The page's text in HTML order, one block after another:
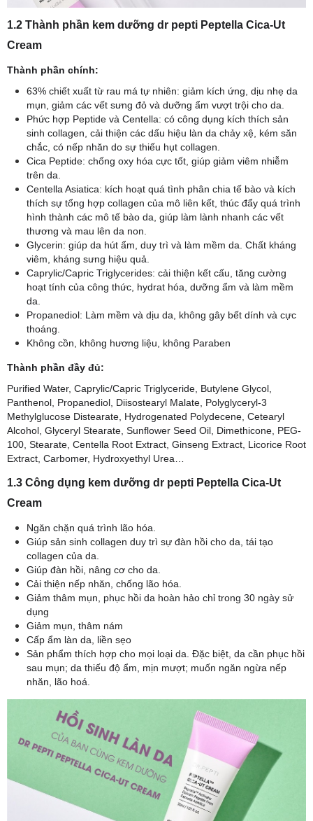
1.2 Thành phần kem dưỡng dr pepti Peptella Cica-Ut
Cream
Thành phần chính:
63% chiết xuất từ rau má tự nhiên: giảm kích ứng, dịu nhẹ da
mụn, giảm các vết sưng đỏ và dưỡng ẩm vượt trội cho da.
Phức hợp Peptide và Centella: có công dụng kích thích sản
sinh collagen, cải thiện các dấu hiệu làn da chảy xệ, kém săn
chắc, có nếp nhăn do sự thiếu hụt collagen.
Cica Peptide: chống oxy hóa cực tốt, giúp giảm viêm nhiễm
trên da.
Centella Asiatica: kích hoạt quá tình phân chia tế bào và kích
thích sự tổng hợp collagen của mô liên kết, thúc đẩy quá trình
hình thành các mô tế bào da, giúp làm lành nhanh các vết
thương và mau lên da non.
Glycerin: giúp da hút ẩm, duy trì và làm mềm da. Chất kháng
viêm, kháng sưng hiệu quả.
Caprylic/Capric Triglycerides: cải thiện kết cấu, tăng cường
hoạt tính của công thức, hydrat hóa, dưỡng ẩm và làm mềm
da.
Propanediol: Làm mềm và dịu da, không gây bết dính và cực
thoáng.
Không cồn, không hương liệu, không Paraben
Thành phần đầy đủ:
Purified Water, Caprylic/Capric Triglyceride, Butylene Glycol,
Panthenol, Propanediol, Diisostearyl Malate, Polyglyceryl-3
Methylglucose Distearate, Hydrogenated Polydecene, Cetearyl
Alcohol, Glyceryl Stearate, Sunflower Seed Oil, Dimethicone, PEG-
100, Stearate, Centella Root Extract, Ginseng Extract, Licorice Root
Extract, Carbomer, Hydroxyethyl Urea…
1.3 Công dụng kem dưỡng dr pepti Peptella Cica-Ut
Cream
Ngăn chặn quá trình lão hóa.
Giúp sản sinh collagen duy trì sự đàn hồi cho da, tái tạo
collagen của da.
Giúp đàn hồi, nâng cơ cho da.
Cải thiện nếp nhăn, chống lão hóa.
Giảm thâm mụn, phục hồi da hoàn hảo chỉ trong 30 ngày sử
dụng
Giảm mụn, thâm nám
Cấp ẩm làn da, liền sẹo
Sản phẩm thích hợp cho mọi loại da. Đặc biệt, da cần phục hồi
sau mụn; da thiếu độ ẩm, mịn mượt; muốn ngăn ngừa nếp
nhăn, lão hoá.